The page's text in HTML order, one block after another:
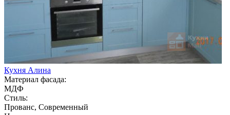
Кухня Алина
Материал фасада:
МДФ
Стиль:
Прованс, Современный